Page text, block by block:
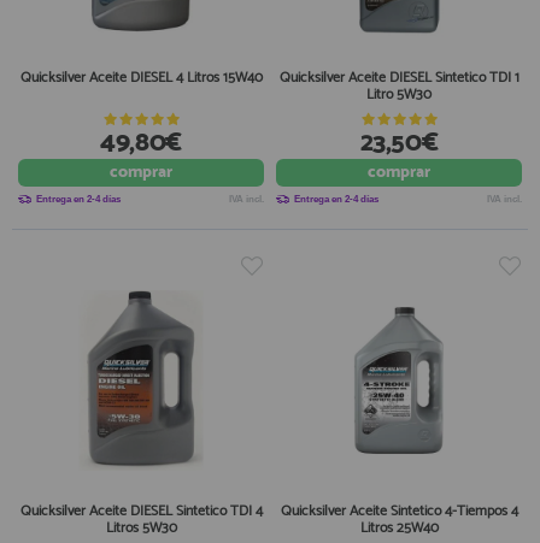
Quicksilver Aceite DIESEL 4 Litros 15W40
49,80€
comprar
Entrega en 2-4 días IVA incl.
Quicksilver Aceite DIESEL Sintetico TDI 1
Litro 5W30
23,50€
comprar
Entrega en 2-4 días IVA incl.
Quicksilver Aceite DIESEL Sintetico TDI 4
Litros 5W30
Quicksilver Aceite Sintetico 4-Tiempos 4
Litros 25W40